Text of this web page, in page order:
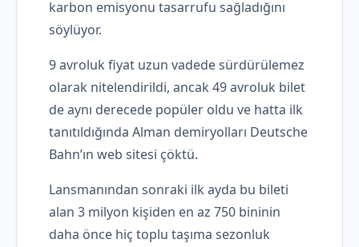
karbon emisyonu tasarrufu sağladığını
söylüyor.
9 avroluk fiyat uzun vadede sürdürülemez
olarak nitelendirildi, ancak 49 avroluk bilet
de aynı derecede popüler oldu ve hatta ilk
tanıtıldığında Alman demiryolları Deutsche
Bahn’ın web sitesi çöktü.
Lansmanından sonraki ilk ayda bu bileti
alan 3 milyon kişiden en az 750 bininin
daha önce hiç toplu taşıma sezonluk